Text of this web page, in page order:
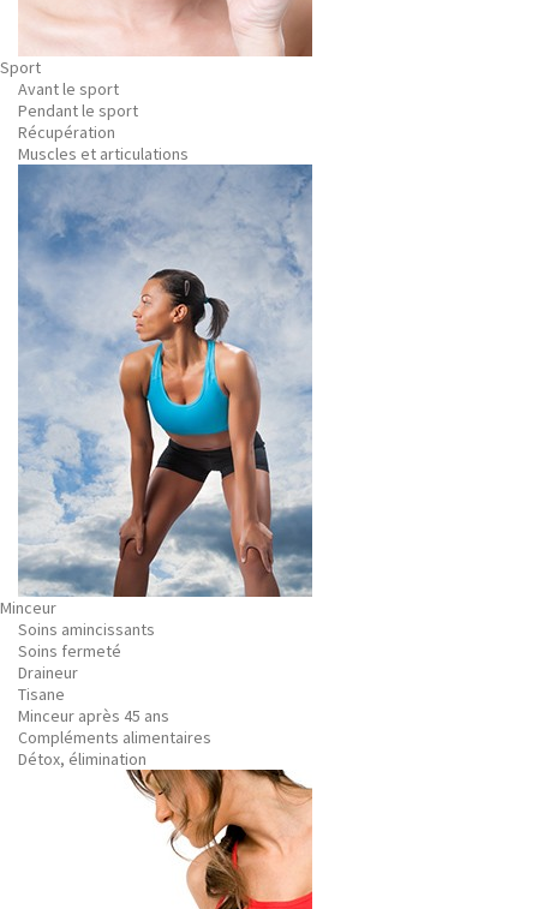
Sport
Avant le sport
Pendant le sport
Récupération
Muscles et articulations
Minceur
Soins amincissants
Soins fermeté
Draineur
Tisane
Minceur après 45 ans
Compléments alimentaires
Détox, élimination